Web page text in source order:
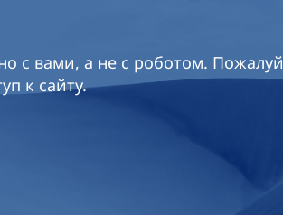
с вами, а не с роботом.
к сайту.